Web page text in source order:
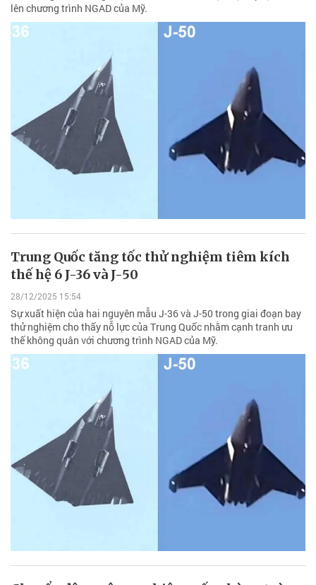
lên chương trình NGAD của Mỹ.
Trung Quốc tăng tốc thử nghiệm tiêm kích
thế hệ 6 J-36 và J-50
28/12/2025 15:54
Sự xuất hiện của hai nguyên mẫu J-36 và J-50 trong giai đoạn bay
thử nghiệm cho thấy nỗ lực của Trung Quốc nhằm cạnh tranh ưu
thế không quân với chương trình NGAD của Mỹ.